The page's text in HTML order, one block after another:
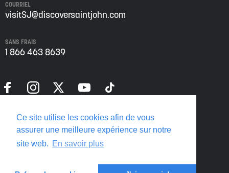
Ce site utilise les cookies afin de vous
assurer une meilleure expérience sur notre
site web. En savoir plus
COURRIEL
visitSJ@discoversaintjohn.com
SANS FRAIS
1 866 463 8639
Translate this page